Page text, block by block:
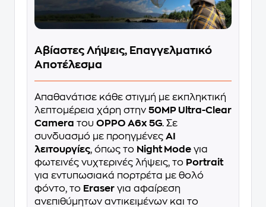
Αβίαστες Λήψεις, Επαγγελματικό
Αποτέλεσμα
Απαθανάτισε κάθε στιγμή με εκπληκτική
λεπτομέρεια χάρη στην 50MP Ultra-Clear
Camera του OPPO A6x 5G. Σε
συνδυασμό με προηγμένες AI
λειτουργίες, όπως το Night Mode για
φωτεινές νυχτερινές λήψεις, το Portrait
για εντυπωσιακά πορτρέτα με θολό
φόντο, το Eraser για αφαίρεση
ανεπιθύμητων αντικειμένων και το